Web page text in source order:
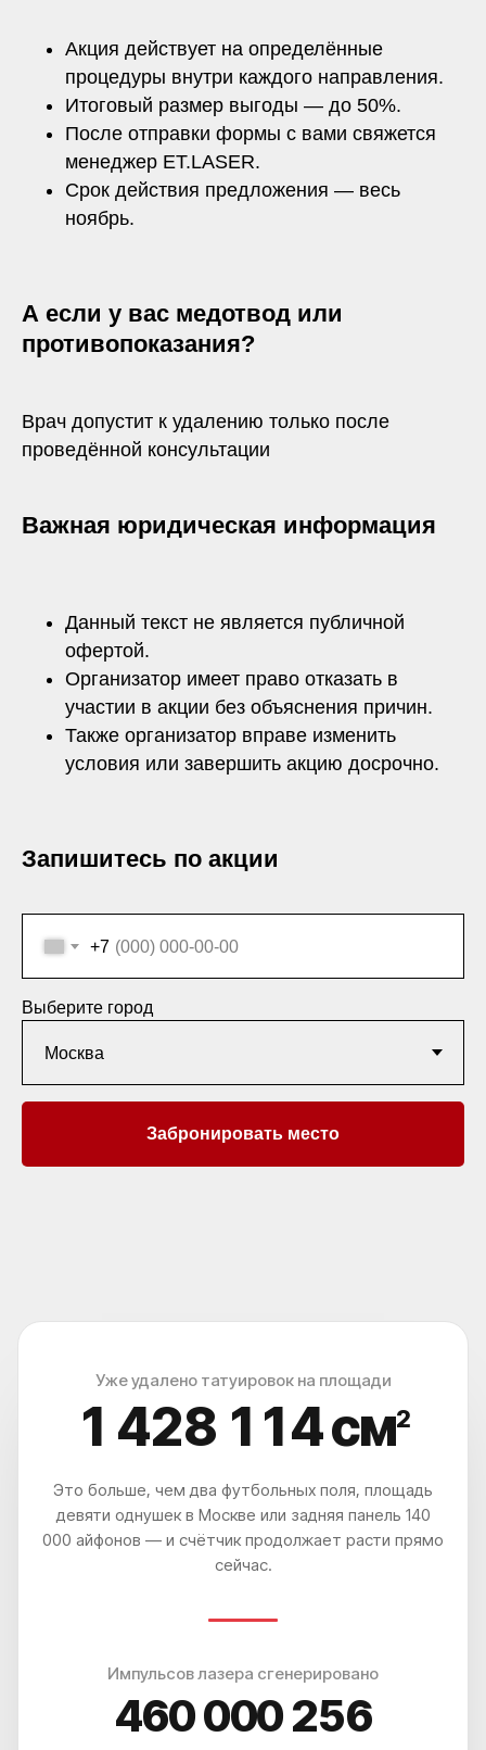
Акция действует на определённые
процедуры внутри каждого направления.
Итоговый размер выгоды — до 50%.
После отправки формы с вами свяжется
менеджер ET.LASER.
Срок действия предложения — весь
ноябрь.
А если у вас медотвод или
противопоказания?
Врач допустит к удалению только после
проведённой консультации
Важная юридическая информация
Данный текст не является публичной
офертой.
Организатор имеет право отказать в
участии в акции без объяснения причин.
Также организатор вправе изменить
условия или завершить акцию досрочно.
Запишитесь по акции
+7
Выберите город
Забронировать место
Уже удалено татуировок на площади
1 428 118см2
Это больше, чем два футбольных поля, площадь
девяти однушек в Москве или задняя панель 140
000 айфонов — и счётчик продолжает расти прямо
сейчас.
Импульсов лазера сгенерировано
460 000 262